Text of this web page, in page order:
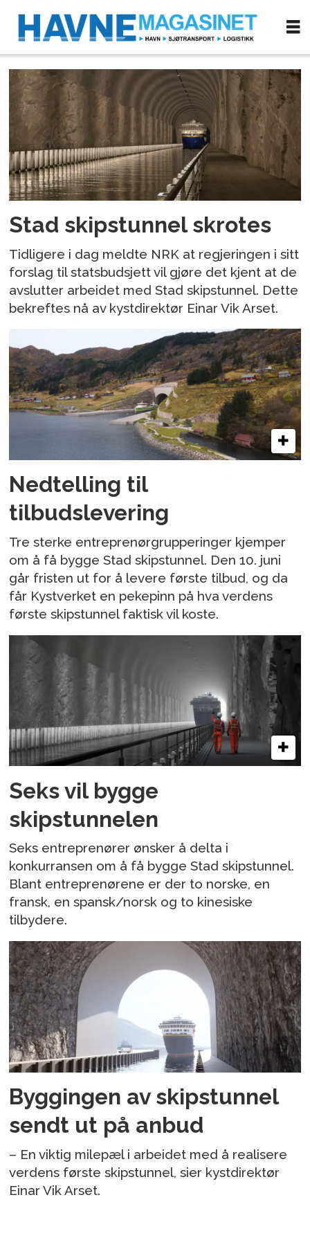
Tag:
skipstunnel
Stad skipstunnel skrotes
Tidligere i dag meldte NRK at regjeringen i sitt
forslag til statsbudsjett vil gjøre det kjent at de
avslutter arbeidet med Stad skipstunnel. Dette
bekreftes nå av kystdirektør Einar Vik Arset.
Nedtelling til
tilbudslevering
Tre sterke entreprenørgrupperinger kjemper
om å få bygge Stad skipstunnel. Den 10. juni
går fristen ut for å levere første tilbud, og da
får Kystverket en pekepinn på hva verdens
første skipstunnel faktisk vil koste.
Seks vil bygge
skipstunnelen
Seks entreprenører ønsker å delta i
konkurransen om å få bygge Stad skipstunnel.
Blant entreprenørene er der to norske, en
fransk, en spansk/norsk og to kinesiske
tilbydere.
Byggingen av skipstunnel
sendt ut på anbud
– En viktig milepæl i arbeidet med å realisere
verdens første skipstunnel, sier kystdirektør
Einar Vik Arset.